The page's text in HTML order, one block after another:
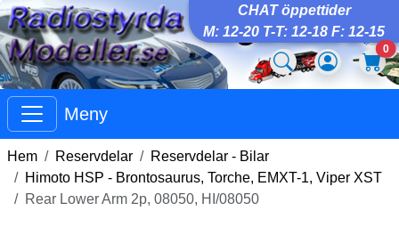
CHAT öppettider
M: 12-20 T-T: 12-18 F: 12-15
0
Meny
Hem Reservdelar
Reservdelar - Bilar
Himoto HSP - Brontosaurus, Torche, EMXT-1, Viper XST
Rear Lower Arm 2p, 08050, HI/08050